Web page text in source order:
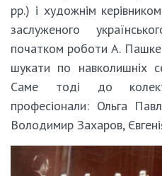
рр.) і художнім
заслуженого
початком роботи А.
шукати по навколишніх
Саме тоді до
професіонали: Ольга
Володимир Захаров,